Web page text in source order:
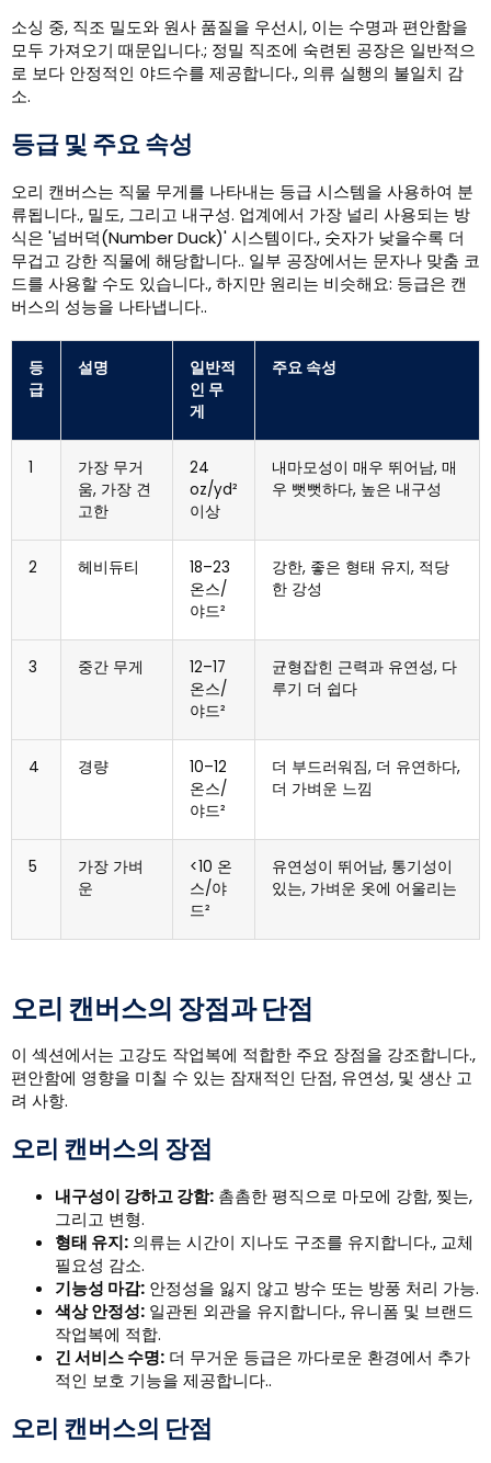
소싱 중, 직조 밀도와 원사 품질을 우선시, 이는 수명과 편안함을
모두 가져오기 때문입니다.; 정밀 직조에 숙련된 공장은 일반적으
로 보다 안정적인 야드수를 제공합니다., 의류 실행의 불일치 감
소.
등급 및 주요 속성
오리 캔버스는 직물 무게를 나타내는 등급 시스템을 사용하여 분
류됩니다., 밀도, 그리고 내구성. 업계에서 가장 널리 사용되는 방
식은 '넘버덕(Number Duck)' 시스템이다., 숫자가 낮을수록 더
무겁고 강한 직물에 해당합니다.. 일부 공장에서는 문자나 맞춤 코
드를 사용할 수도 있습니다., 하지만 원리는 비슷해요: 등급은 캔
버스의 성능을 나타냅니다..
등
급
설명
일반적
인 무
게
주요 속성
1
가장 무거
움, 가장 견
고한
24
oz/yd²
이상
내마모성이 매우 뛰어남, 매
우 뻣뻣하다, 높은 내구성
2 헤비듀티
18–23
온스/
야드²
강한, 좋은 형태 유지, 적당
한 강성
3 중간 무게
12–17
온스/
야드²
균형잡힌 근력과 유연성, 다
루기 더 쉽다
4 경량
10–12
온스/
야드²
더 부드러워짐, 더 유연하다,
더 가벼운 느낌
5
가장 가벼
운
<10 온
스/야
드²
유연성이 뛰어남, 통기성이
있는, 가벼운 옷에 어울리는
오리 캔버스의 장점과 단점
이 섹션에서는 고강도 작업복에 적합한 주요 장점을 강조합니다.,
편안함에 영향을 미칠 수 있는 잠재적인 단점, 유연성, 및 생산 고
려 사항.
오리 캔버스의 장점
내구성이 강하고 강함: 촘촘한 평직으로 마모에 강함, 찢는,
그리고 변형.
형태 유지: 의류는 시간이 지나도 구조를 유지합니다., 교체
필요성 감소.
기능성 마감: 안정성을 잃지 않고 방수 또는 방풍 처리 가능.
색상 안정성: 일관된 외관을 유지합니다., 유니폼 및 브랜드
작업복에 적합.
긴 서비스 수명: 더 무거운 등급은 까다로운 환경에서 추가
적인 보호 기능을 제공합니다..
오리 캔버스의 단점